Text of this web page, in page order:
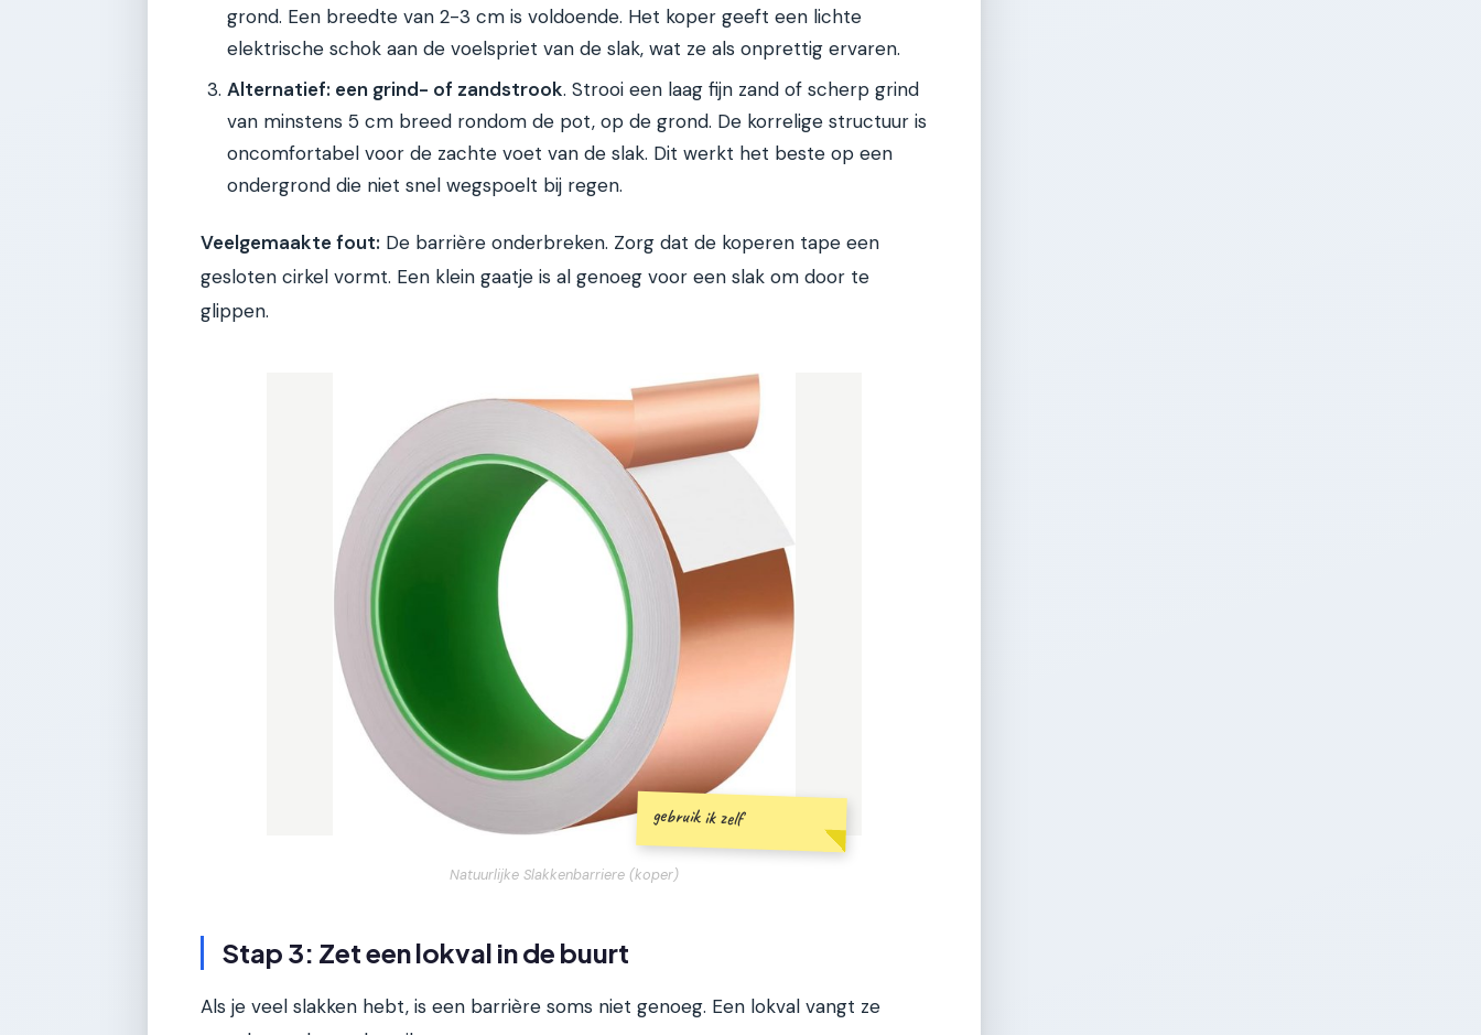
grond. Een breedte van 2-3 cm is voldoende. Het koper geeft een lichte
elektrische schok aan de voelspriet van de slak, wat ze als onprettig ervaren.
Alternatief: een grind- of zandstrook. Strooi een laag fijn zand of scherp grind
van minstens 5 cm breed rondom de pot, op de grond. De korrelige structuur is
oncomfortabel voor de zachte voet van de slak. Dit werkt het beste op een
ondergrond die niet snel wegspoelt bij regen.
Veelgemaakte fout: De barrière onderbreken. Zorg dat de koperen tape een
gesloten cirkel vormt. Een klein gaatje is al genoeg voor een slak om door te
glippen.
gebruik ik zelf
Natuurlijke Slakkenbarriere (koper)
Stap 3: Zet een lokval in de buurt
Als je veel slakken hebt, is een barrière soms niet genoeg. Een lokval vangt ze